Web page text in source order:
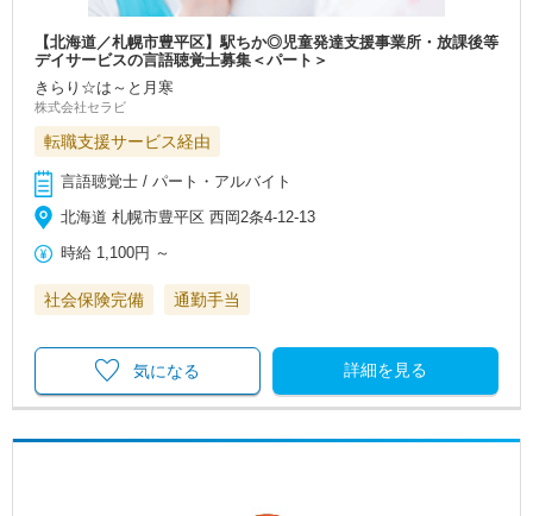
【北海道／札幌市豊平区】駅ちか◎児童発達支援事業所・放課後等
デイサービスの言語聴覚士募集＜パート＞
きらり☆は～と月寒
株式会社セラビ
転職支援サービス経由
言語聴覚士 / パート・アルバイト
北海道 札幌市豊平区 西岡2条4‐12‐13
時給 1,100円 ～
社会保険完備 通勤手当
詳細を見る
気になる